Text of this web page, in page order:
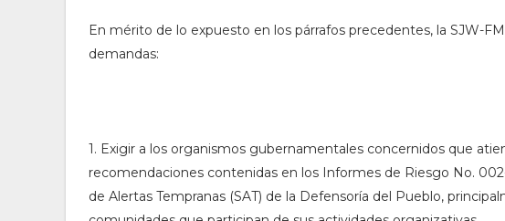
En mérito de lo expuesto en los párrafos precedentes, la SJW-
demandas:
1. Exigir a los organismos gubernamentales concernidos que
recomendaciones contenidas en los Informes de Riesgo No.
de Alertas Tempranas (SAT) de la Defensoría del Pueblo,